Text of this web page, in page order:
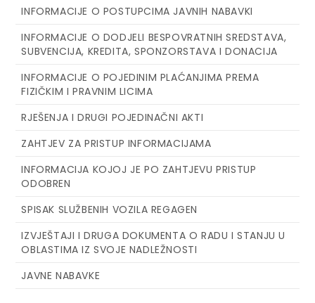
INFORMACIJE O POSTUPCIMA JAVNIH NABAVKI
INFORMACIJE O DODJELI BESPOVRATNIH SREDSTAVA,
SUBVENCIJA, KREDITA, SPONZORSTAVA I DONACIJA
INFORMACIJE O POJEDINIM PLAĆANJIMA PREMA
FIZIČKIM I PRAVNIM LICIMA
RJEŠENJA I DRUGI POJEDINAČNI AKTI
ZAHTJEV ZA PRISTUP INFORMACIJAMA
INFORMACIJA KOJOJ JE PO ZAHTJEVU PRISTUP
ODOBREN
SPISAK SLUŽBENIH VOZILA REGAGEN
IZVJEŠTAJI I DRUGA DOKUMENTA O RADU I STANJU U
OBLASTIMA IZ SVOJE NADLEŽNOSTI
JAVNE NABAVKE